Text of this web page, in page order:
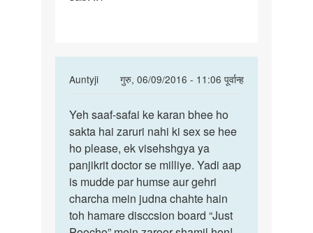
Auntyji
गुरु, 06/09/2016 - 11:06 पूर्वान्ह
In
to
Mere
panis
ke
upar
ki
skin
me
Yeh
saaf-
safai
ke
karan
bhee
Yeh saaf-safai ke karan bhee ho
sakta hai zaruri nahi ki sex se hee
ho please, ek visehshgya ya
panjikrit doctor se milliye. Yadi aap
is mudde par humse aur gehri
charcha mein judna chahte hain
toh hamare disccsion board “Just